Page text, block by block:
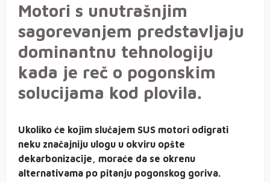
Motori s unutrašnjim
sagorevanjem predstavljaju
dominantnu tehnologiju
kada je reč o pogonskim
solucijama kod plovila.
Ukoliko će kojim slučajem SUS motori odigrati
neku značajniju ulogu u okviru opšte
dekarbonizacije, moraće da se okrenu
alternativama po pitanju pogonskog goriva.